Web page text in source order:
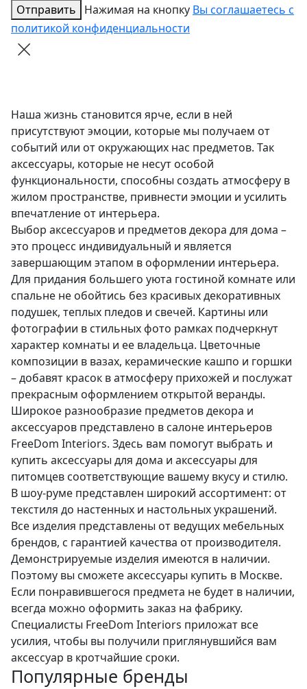
Отправить
Нажимая на кнопку Вы соглашаетесь с
политикой конфиденциальности
Наша жизнь становится ярче, если в ней
присутствуют эмоции, которые мы получаем от
событий или от окружающих нас предметов. Так
аксессуары, которые не несут особой
функциональности, способны создать атмосферу в
жилом пространстве, привнести эмоции и усилить
впечатление от интерьера.
Выбор аксессуаров и предметов декора для дома –
это процесс индивидуальный и является
завершающим этапом в оформлении интерьера.
Для придания большего уюта гостиной комнате или
спальне не обойтись без красивых декоративных
подушек, теплых пледов и свечей. Картины или
фотографии в стильных фото рамках подчеркнут
характер комнаты и ее владельца. Цветочные
композиции в вазах, керамические кашпо и горшки
– добавят красок в атмосферу прихожей и послужат
прекрасным оформлением открытой веранды.
Широкое разнообразие предметов декора и
аксессуаров представлено в салоне интерьеров
FreeDom Interiors. Здесь вам помогут выбрать и
купить аксессуары для дома и аксессуары для
питомцев соответствующие вашему вкусу и стилю.
В шоу-руме представлен широкий ассортимент: от
текстиля до настенных и настольных украшений.
Все изделия представлены от ведущих мебельных
брендов, с гарантией качества от производителя.
Демонстрируемые изделия имеются в наличии.
Поэтому вы сможете аксессуары купить в Москве.
Если понравившегося предмета не будет в наличии,
всегда можно оформить заказ на фабрику.
Специалисты FreeDom Interiors приложат все
усилия, чтобы вы получили приглянувшийся вам
аксессуар в кротчайшие сроки.
Популярные бренды